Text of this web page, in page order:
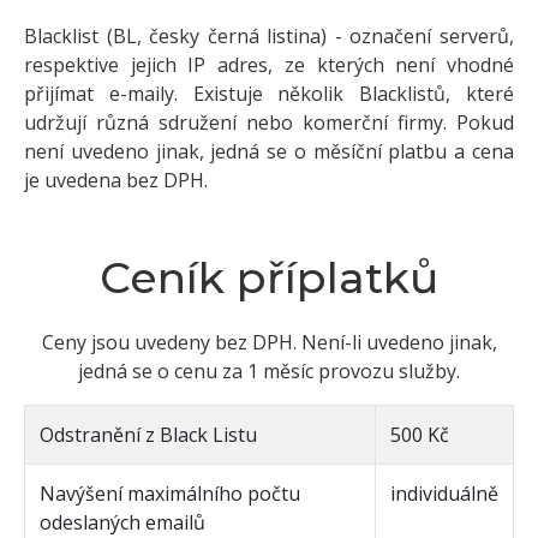
Blacklist (BL, česky černá listina) - označení serverů,
respektive jejich IP adres, ze kterých není vhodné
přijímat e-maily. Existuje několik Blacklistů, které
udržují různá sdružení nebo komerční firmy. Pokud
není uvedeno jinak, jedná se o měsíční platbu a cena
je uvedena bez DPH.
Ceník příplatků
Ceny jsou uvedeny bez DPH. Není-li uvedeno jinak,
jedná se o cenu za 1 měsíc provozu služby.
Odstranění z Black Listu 500 Kč
Navýšení maximálního počtu
odeslaných emailů
individuálně